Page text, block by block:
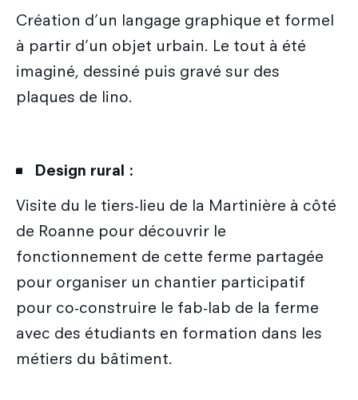
Création d’un langage graphique et formel
à partir d’un objet urbain. Le tout à été
imaginé, dessiné puis gravé sur des
plaques de lino.
Design rural :
Visite du le tiers-lieu de la Martinière à côté
de Roanne pour découvrir le
fonctionnement de cette ferme partagée
pour organiser un chantier participatif
pour co-construire le fab-lab de la ferme
avec des étudiants en formation dans les
métiers du bâtiment.